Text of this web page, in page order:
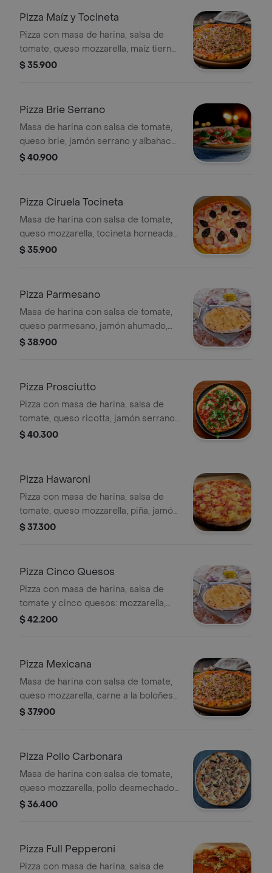
Pizza Maíz y Tocineta
Pizza con masa de harina, salsa de
tomate, queso mozzarella, maíz tierno
y tocineta horneada. Tamaño a elegir.
$ 35.900
Pizza Brie Serrano
Masa de harina con salsa de tomate,
queso brie, jamón serrano y albahaca,
tamaño a elegir.
$ 40.900
Pizza Ciruela Tocineta
Masa de harina con salsa de tomate,
queso mozzarella, tocineta horneada y
ciruelas deshidratadas, tamaño a
$ 35.900
Pizza Parmesano
Masa de harina con salsa de tomate,
queso parmesano, jamón ahumado,
pollo horneado, champiñón y orégano,
$ 38.900
Pizza Prosciutto
Pizza con masa de harina, salsa de
tomate, queso ricotta, jamón serrano
y rúcula. Tamaño a elegir.
$ 40.300
Pizza Hawaroni
Pizza con masa de harina, salsa de
tomate, queso mozzarella, piña, jamón
y orégano. Tamaño a elegir.
$ 37.300
Pizza Cinco Quesos
Pizza con masa de harina, salsa de
tomate y cinco quesos: mozzarella,
brie, ricotta, parmesano y un queso a
$ 42.200
Pizza Mexicana
Masa de harina con salsa de tomate,
queso mozzarella, carne a la boloñesa,
salami, jalapeños y cebolla, tamaño a
$ 37.900
Pizza Pollo Carbonara
Masa de harina con salsa de tomate,
queso mozzarella, pollo desmechado,
tocineta, salsa carbonara, tamaño a
$ 36.400
Pizza Full Pepperoni
Pizza con masa de harina, salsa de